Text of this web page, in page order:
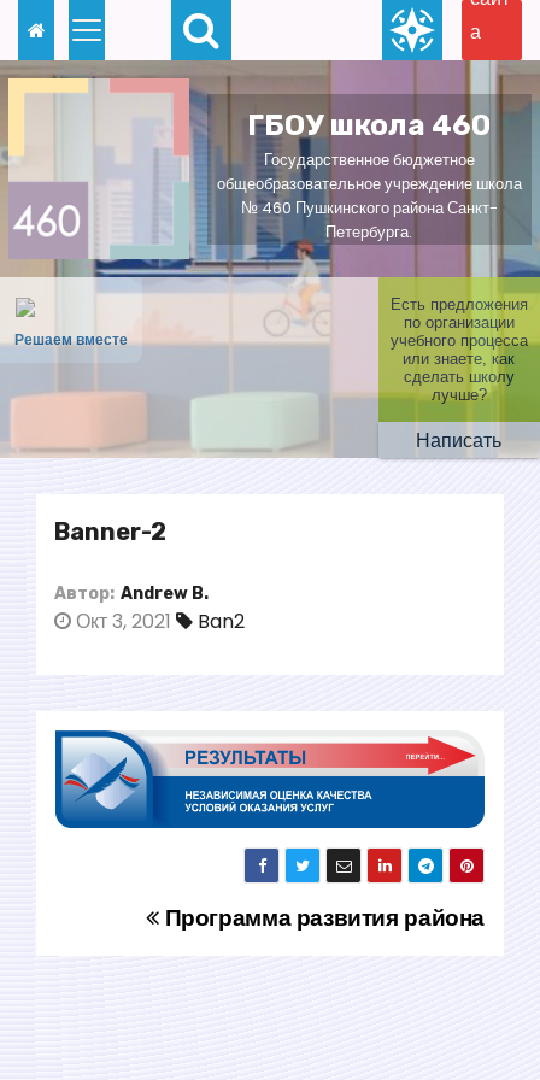
р
й
с
д
ж
а
для
слаб
овид
ящи
х
ГБОУ школа 460
Государственное бюджетное
общеобразовательное учреждение школа
№ 460 Пушкинского района Санкт-
Петербурга.
Решаем вместе
Есть предложения
по организации
учебного процесса
или знаете, как
сделать школу
лучше?
Написать
Banner-2
Автор: Andrew B.
Окт 3, 2021 Ban2
Программа развития района